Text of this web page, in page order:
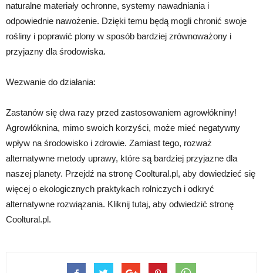
naturalne materiały ochronne, systemy nawadniania i
odpowiednie nawożenie. Dzięki temu będą mogli chronić swoje
rośliny i poprawić plony w sposób bardziej zrównoważony i
przyjazny dla środowiska.
Wezwanie do działania:
Zastanów się dwa razy przed zastosowaniem agrowłókniny!
Agrowłóknina, mimo swoich korzyści, może mieć negatywny
wpływ na środowisko i zdrowie. Zamiast tego, rozważ
alternatywne metody uprawy, które są bardziej przyjazne dla
naszej planety. Przejdź na stronę Cooltural.pl, aby dowiedzieć się
więcej o ekologicznych praktykach rolniczych i odkryć
alternatywne rozwiązania. Kliknij tutaj, aby odwiedzić stronę
Cooltural.pl.